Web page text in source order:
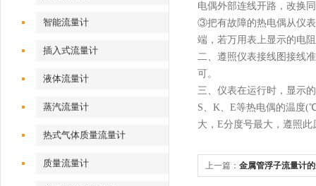
智能流量计
插入式流量计
液体流量计
蒸汽流量计
热式气体质量流量计
质量流量计
电偶外部连线开路，改换
③把有故障的热电偶从仪
端，若万用表上显示的电
二、遵照仪表接线图接线
可。
三、仪表在运行时，显示
S、K、E等热电偶的温度
大，E分度号最大，遵照此
上一篇： 金属管浮子流量计